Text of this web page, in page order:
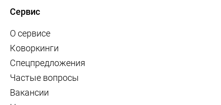
Сервис
О сервисе
Коворкинги
Спецпредложения
Частые вопросы
Вакансии